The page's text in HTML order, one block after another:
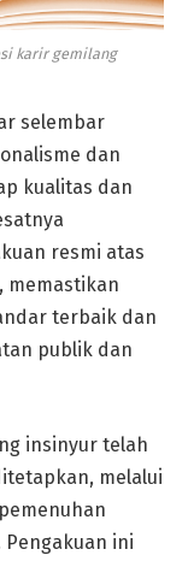
karir gemilang
selembar
dan
kualitas dan
resmi atas
memastikan
terbaik dan
publik dan
insinyur telah
melalui
ini